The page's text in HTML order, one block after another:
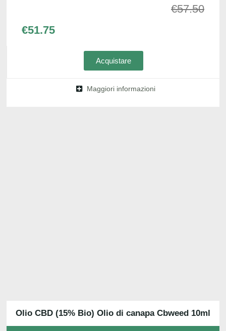
€57.50
€51.75
Acquistare
Maggiori informazioni
Olio CBD (15% Bio) Olio di canapa Cbweed 10ml